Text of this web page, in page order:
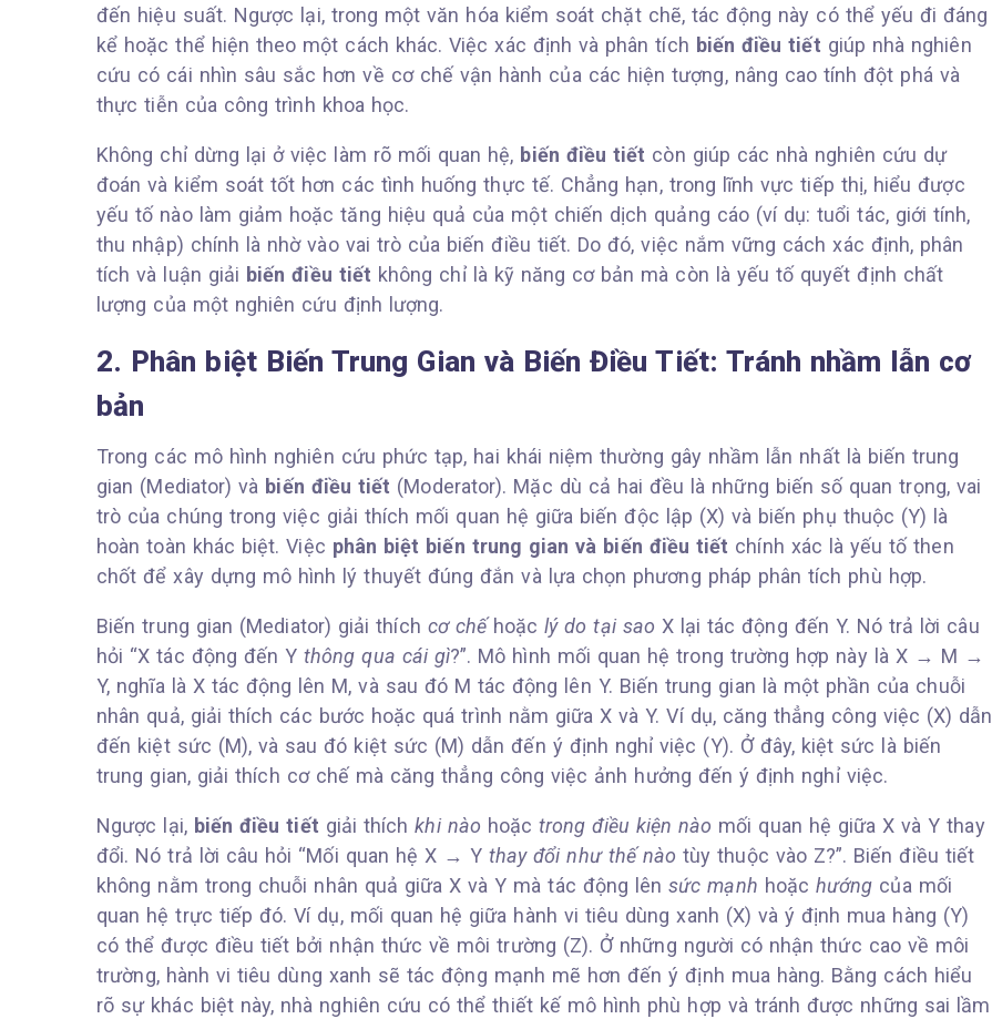
đến hiệu suất. Ngược lại, trong một văn hóa kiểm soát chặt chẽ, tác động này có thể yếu đi đáng
kể hoặc thể hiện theo một cách khác. Việc xác định và phân tích biến điều tiết giúp nhà nghiên
cứu có cái nhìn sâu sắc hơn về cơ chế vận hành của các hiện tượng, nâng cao tính đột phá và
thực tiễn của công trình khoa học.
Không chỉ dừng lại ở việc làm rõ mối quan hệ, biến điều tiết còn giúp các nhà nghiên cứu dự
đoán và kiểm soát tốt hơn các tình huống thực tế. Chẳng hạn, trong lĩnh vực tiếp thị, hiểu được
yếu tố nào làm giảm hoặc tăng hiệu quả của một chiến dịch quảng cáo (ví dụ: tuổi tác, giới tính,
thu nhập) chính là nhờ vào vai trò của biến điều tiết. Do đó, việc nắm vững cách xác định, phân
tích và luận giải biến điều tiết không chỉ là kỹ năng cơ bản mà còn là yếu tố quyết định chất
lượng của một nghiên cứu định lượng.
2. Phân biệt Biến Trung Gian và Biến Điều Tiết: Tránh nhầm lẫn cơ
bản
Trong các mô hình nghiên cứu phức tạp, hai khái niệm thường gây nhầm lẫn nhất là biến trung
gian (Mediator) và biến điều tiết (Moderator). Mặc dù cả hai đều là những biến số quan trọng, vai
trò của chúng trong việc giải thích mối quan hệ giữa biến độc lập (X) và biến phụ thuộc (Y) là
hoàn toàn khác biệt. Việc phân biệt biến trung gian và biến điều tiết chính xác là yếu tố then
chốt để xây dựng mô hình lý thuyết đúng đắn và lựa chọn phương pháp phân tích phù hợp.
Biến trung gian (Mediator) giải thích cơ chếhoặclý do tại sao X lại tác động đến Y. Nó trả lời câu
hỏi “X tác động đến Ythông qua cái gì?”. Mô hình mối quan hệ trong trường hợp này là X → M →
Y, nghĩa là X tác động lên M, và sau đó M tác động lên Y. Biến trung gian là một phần của chuỗi
nhân quả, giải thích các bước hoặc quá trình nằm giữa X và Y. Ví dụ, căng thẳng công việc (X) dẫn
đến kiệt sức (M), và sau đó kiệt sức (M) dẫn đến ý định nghỉ việc (Y). Ở đây, kiệt sức là biến
trung gian, giải thích cơ chế mà căng thẳng công việc ảnh hưởng đến ý định nghỉ việc.
Ngược lại, biến điều tiết giải thíchkhi nào hoặctrong điều kiện nào mối quan hệ giữa X và Y thay
đổi. Nó trả lời câu hỏi “Mối quan hệ X → Y thay đổi như thế nào tùy thuộc vào Z?”. Biến điều tiết
không nằm trong chuỗi nhân quả giữa X và Y mà tác động lênsức mạnh hoặc hướng của mối
quan hệ trực tiếp đó. Ví dụ, mối quan hệ giữa hành vi tiêu dùng xanh (X) và ý định mua hàng (Y)
có thể được điều tiết bởi nhận thức về môi trường (Z). Ở những người có nhận thức cao về môi
trường, hành vi tiêu dùng xanh sẽ tác động mạnh mẽ hơn đến ý định mua hàng. Bằng cách hiểu
rõ sự khác biệt này, nhà nghiên cứu có thể thiết kế mô hình phù hợp và tránh được những sai lầm